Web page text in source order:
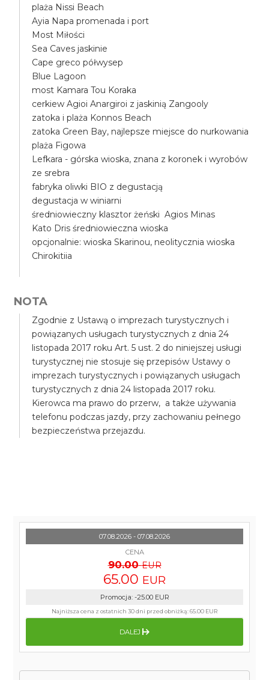
plaża Nissi Beach
Ayia Napa promenada i port
Most Miłości
Sea Caves jaskinie
Cape greco półwysep
Blue Lagoon
most Kamara Tou Koraka
cerkiew Agioi Anargiroi z jaskinią Zangooly
zatoka i plaża Konnos Beach
zatoka Green Bay, najlepsze miejsce do nurkowania
plaża Figowa
Lefkara - górska wioska, znana z koronek i wyrobów
ze srebra
fabryka oliwki BIO z degustacją
degustacja w winiarni
średniowieczny klasztor żeński Agios Minas
Kato Dris średniowieczna wioska
opcjonalnie: wioska Skarinou, neolitycznia wioska
Chirokitiia
NOTA
Zgodnie z Ustawą o imprezach turystycznych i
powiązanych usługach turystycznych z dnia 24
listopada 2017 roku Art. 5 ust. 2 do niniejszej usługi
turystycznej nie stosuje się przepisów Ustawy o
imprezach turystycznych i powiązanych usługach
turystycznych z dnia 24 listopada 2017 roku.
Kierowca ma prawo do przerw, a także używania
telefonu podczas jazdy, przy zachowaniu pełnego
bezpieczeństwa przejazdu.
07.08.2026 - 07.08.2026
CENA
90.00 EUR
65.00 EUR
Promocja: -25.00 EUR
Najniższa cena z ostatnich 30 dni przed obniżką:65.00 EUR
DALEJ